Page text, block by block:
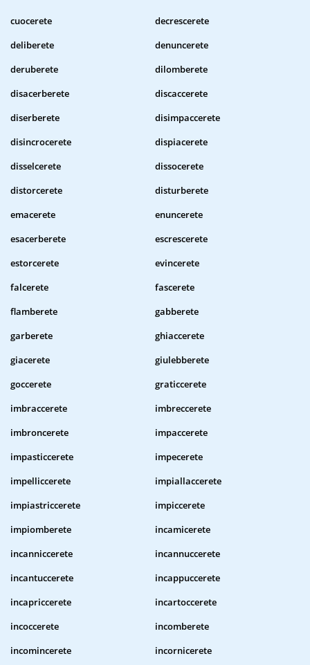
cuocerete
decrescerete
deliberete
denuncerete
deruberete
dilomberete
disacerberete
discaccerete
diserberete
disimpaccerete
disincrocerete
dispiacerete
disselcerete
dissocerete
distorcerete
disturberete
emacerete
enuncerete
esacerberete
escrescerete
estorcerete
evincerete
falcerete
fascerete
flamberete
gabberete
garberete
ghiaccerete
giacerete
giulebberete
goccerete
graticcerete
imbraccerete
imbreccerete
imbroncerete
impaccerete
impasticcerete
impecerete
impelliccerete
impiallaccerete
impiastriccerete
impiccerete
impiomberete
incamicerete
incanniccerete
incannuccerete
incantuccerete
incappuccerete
incapriccerete
incartoccerete
incoccerete
incomberete
incomincerete
incornicerete